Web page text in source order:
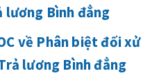
Bình đẳng
về Phân biệt đối xử
lương Bình đẳng